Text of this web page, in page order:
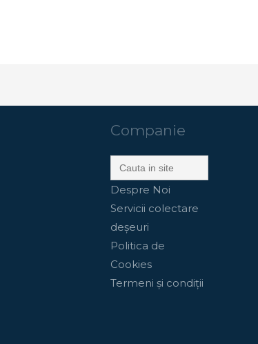
Companie
Search
for:
Despre Noi
Servicii colectare
deșeuri
Politica de
Cookies
Termeni și condiții